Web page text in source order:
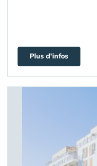
Plus d'infos